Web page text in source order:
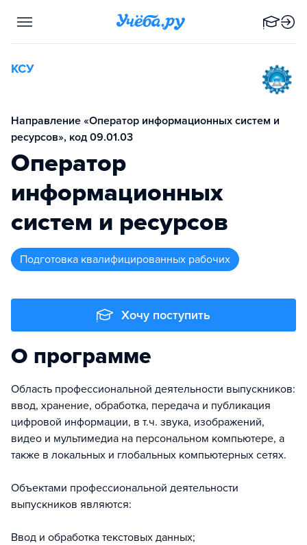
КСУ
Направление «Оператор информационных систем и
ресурсов», код 09.01.03
Оператор
информационных
систем и ресурсов
подготовка квалифицированных рабочих
Хочу поступить
О программе
Область профессиональной деятельности выпускников:
ввод, хранение, обработка, передача и публикация
цифровой информации, в т.ч. звука, изображений,
видео и мультимедиа на персональном компьютере, а
также в локальных и глобальных компьютерных сетях.
Объектами профессиональной деятельности
выпускников являются:
Ввод и обработка текстовых данных;